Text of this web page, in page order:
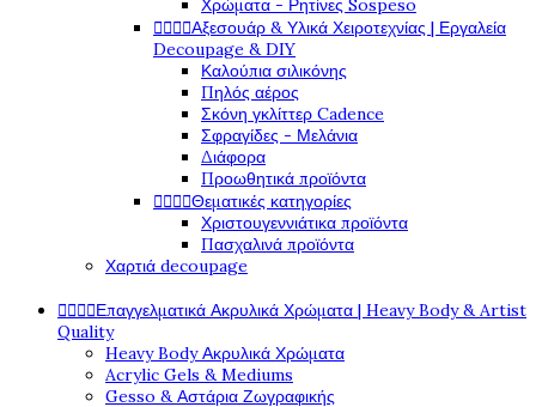
Χρώματα - Ρητίνες Sospeso
Αξεσουάρ & Υλικά Χειροτεχνίας | Εργαλεία
Decoupage & DIY
Καλούπια σιλικόνης
Πηλός αέρος
Σκόνη γκλίττερ Cadence
Σφραγίδες - Μελάνια
Διάφορα
Προωθητικά προϊόντα
Θεματικές κατηγορίες
Χριστουγεννιάτικα προϊόντα
Πασχαλινά προϊόντα
Χαρτιά decoupage
Επαγγελματικά Ακρυλικά Χρώματα | Heavy Body & Artist
Quality
Heavy Body Ακρυλικά Χρώματα
Acrylic Gels & Mediums
Gesso & Αστάρια Ζωγραφικής